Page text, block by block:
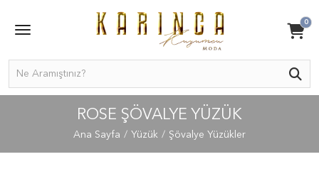
0
ROSE ŞÖVALYE YÜZÜK
Ana Sayfa Yüzük Şövalye Yüzükler